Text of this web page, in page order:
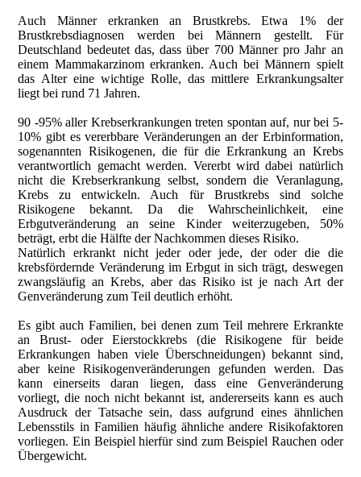
Auch Männer erkranken an Brustkrebs. Etwa 1% der
Brustkrebsdiagnosen werden bei Männern gestellt. Für
Deutschland bedeutet das, dass über 700 Männer pro Jahr an
einem Mammakarzinom erkranken. Auch bei Männern spielt
das Alter eine wichtige Rolle, das mittlere Erkrankungsalter
liegt bei rund 71 Jahren.
90 -95% aller Krebserkrankungen treten spontan auf, nur bei 5-
10% gibt es vererbbare Veränderungen an der Erbinformation,
sogenannten Risikogenen, die für die Erkrankung an Krebs
verantwortlich gemacht werden. Vererbt wird dabei natürlich
nicht die Krebserkrankung selbst, sondern die Veranlagung,
Krebs zu entwickeln. Auch für Brustkrebs sind solche
Risikogene bekannt. Da die Wahrscheinlichkeit, eine
Erbgutveränderung an seine Kinder weiterzugeben, 50%
beträgt, erbt die Hälfte der Nachkommen dieses Risiko.
Natürlich erkrankt nicht jeder oder jede, der oder die die
krebsfördernde Veränderung im Erbgut in sich trägt, deswegen
zwangsläufig an Krebs, aber das Risiko ist je nach Art der
Genveränderung zum Teil deutlich erhöht.
Es gibt auch Familien, bei denen zum Teil mehrere Erkrankte
an Brust- oder Eierstockkrebs (die Risikogene für beide
Erkrankungen haben viele Überschneidungen) bekannt sind,
aber keine Risikogenveränderungen gefunden werden. Das
kann einerseits daran liegen, dass eine Genveränderung
vorliegt, die noch nicht bekannt ist, andererseits kann es auch
Ausdruck der Tatsache sein, dass aufgrund eines ähnlichen
Lebensstils in Familien häufig ähnliche andere Risikofaktoren
vorliegen. Ein Beispiel hierfür sind zum Beispiel Rauchen oder
Übergewicht.